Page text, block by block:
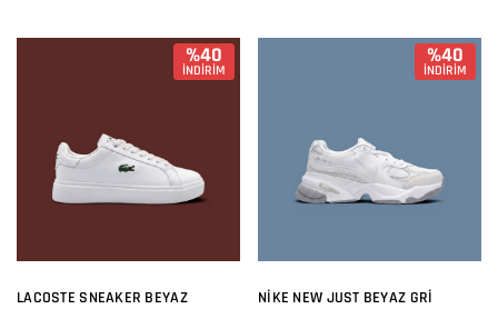
%40
İNDİRİM
LACOSTE SNEAKER BEYAZ
%40
İNDİRİM
NIKE NEW JUST BEYAZ GRI